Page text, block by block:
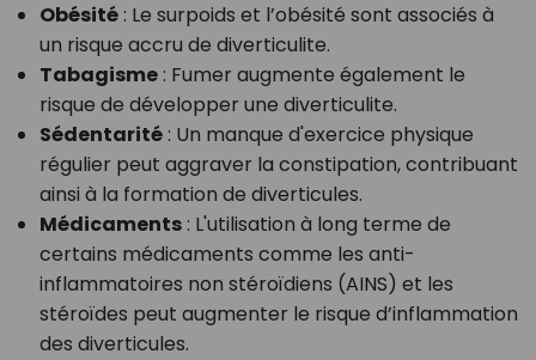
Obésité: Le surpoids et l’obésité sont associés à
un risque accru de diverticulite.
Tabagisme: Fumer augmente également le
risque de développer une diverticulite.
Sédentarité: Un manque d'exercice physique
régulier peut aggraver la constipation, contribuant
ainsi à la formation de diverticules.
Médicaments: L'utilisation à long terme de
certains médicaments comme les anti-
inflammatoires non stéroïdiens (AINS) et les
stéroïdes peut augmenter le risque d’inflammation
des diverticules.